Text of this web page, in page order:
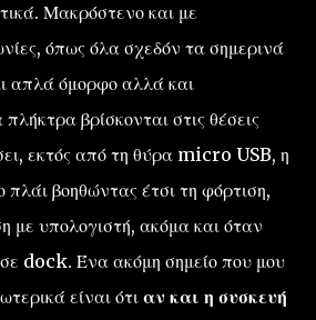
Μακρόστενο και με
όπως όλα σχεδόν τα σημερινά
απλά όμορφο αλλά και
βρίσκονται στις θέσεις
εκτός από τη θύρα micro USB, η
πλάι βοηθώντας έτσι τη φόρτιση,
με υπολογιστή, ακόμα και όταν
dock. Ένα ακόμη σημείο που μου
είναι ότι αν και η συσκευή